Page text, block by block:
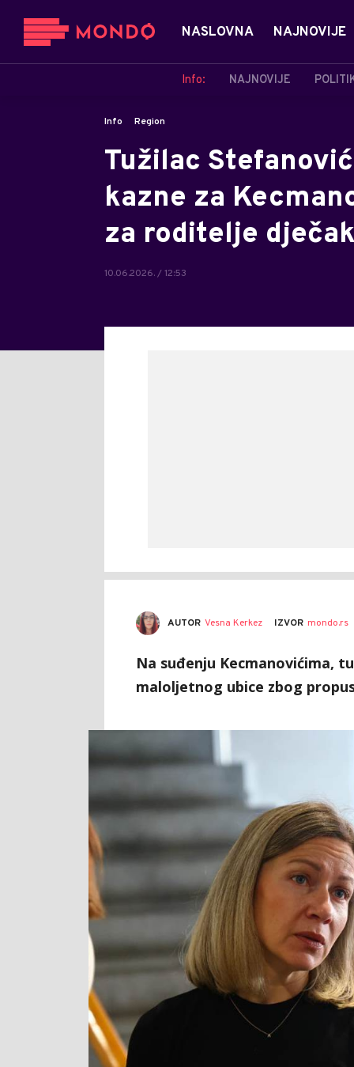
NASLOVNA NAJNOVIJE
Info: NAJNOVIJE
Info Region
Tužilac
kazne za
za roditelje
10.06.2026. / 12:53
AUTOR Vesna Kerkez IZVOR mondo.rs
Na suđenju Kecmanovićima,
maloljetnog ubice zbog